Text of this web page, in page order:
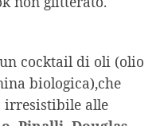
un cocktail di oli (olio
biologica),che
irresistibile alle